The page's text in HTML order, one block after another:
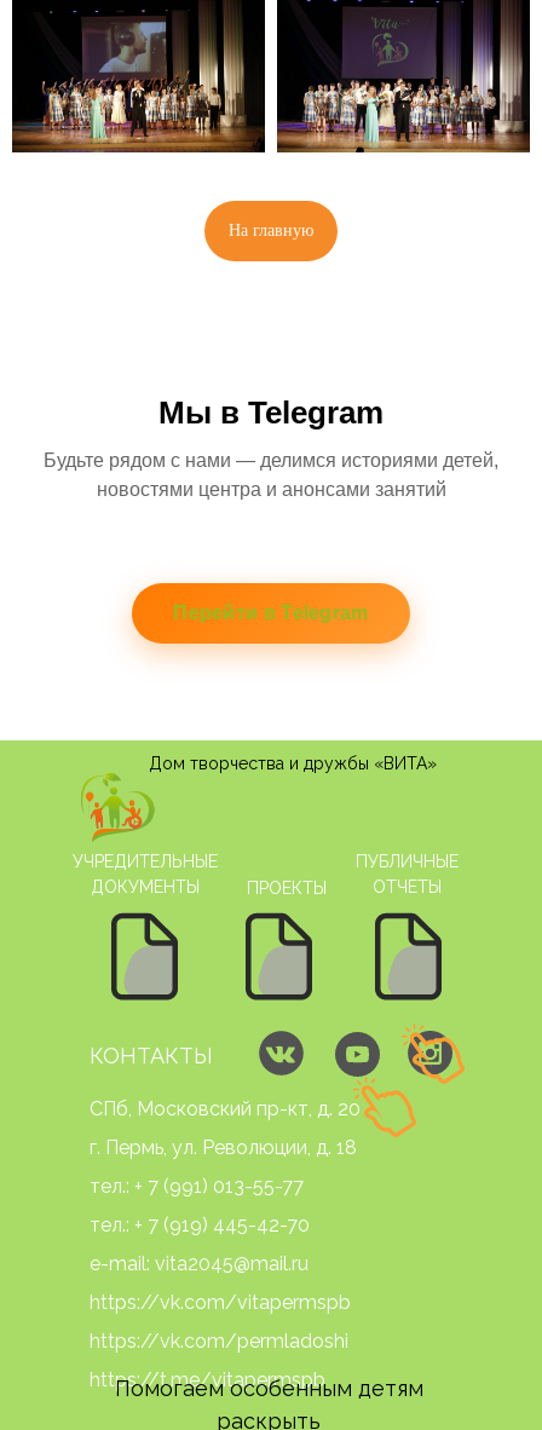
На главную
Мы в Telegram
Будьте рядом с нами — делимся историями детей,
новостями центра и анонсами занятий
Перейти в Telegram
СПб, Московский пр-кт, д. 20
г. Пермь, ул. Революции, д. 18
тел.: + 7 (991) 013-55-77
тел.: + 7 (919) 445-42-70
e-mail: vita2045@mail.ru
https://vk.com/vitapermspb
https://vk.com/permladoshi
https://t.me/vitapermspb
Дом творчества и дружбы «ВИТА»
Помогаем особенным детям
раскрыть
КОНТАКТЫ
УЧРЕДИТЕЛЬНЫЕ
ДОКУМЕНТЫ
ПУБЛИЧНЫЕ
ОТЧЕТЫ
ПРОЕКТЫ